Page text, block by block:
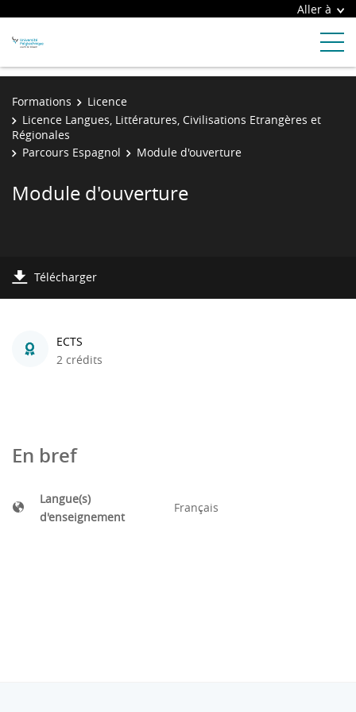
Aller à
Formations
Licence
Licence Langues, Littératures, Civilisations Etrangères et
Régionales
Parcours Espagnol
Module d'ouverture
Module d'ouverture
Télécharger
ECTS
2 crédits
En bref
Langue(s)
d'enseignement
Français